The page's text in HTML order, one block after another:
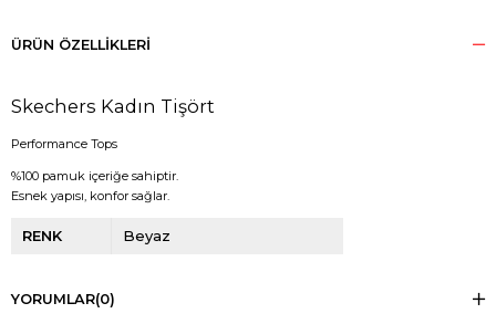
ÜRÜN ÖZELLIKLERI
Skechers Kadın Tişört
Performance Tops
%100 pamuk içeriğe sahiptir.
Esnek yapısı, konfor sağlar.
RENK Beyaz
YORUMLAR(0)